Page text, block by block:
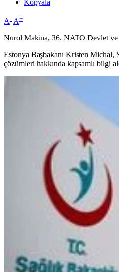
Kopyala
A- A+
Nurol Makina, 36.⁠ ⁠NATO Devlet ve
Estonya Başbakanı Kristen Michal,
çözümleri hakkında kapsamlı bilgi